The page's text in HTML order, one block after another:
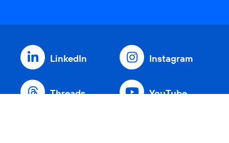
LinkedIn Instagram
Threads YouTube